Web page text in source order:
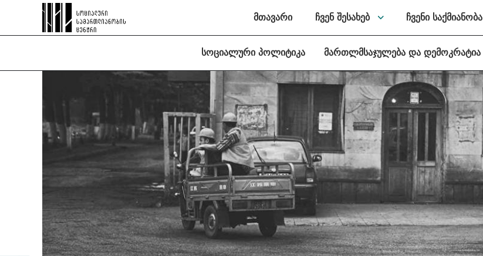
მთავარი ჩვენ შესახებ ჩვენი საქმიანობა
სოციალური პოლიტიკა მართლმსაჯულება და დემოკრატია